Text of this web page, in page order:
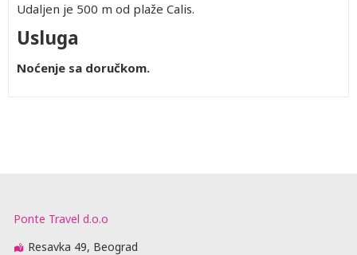
Udaljen je 500 m od plaže Calis.
Usluga
Noćenje sa doručkom.
Ponte Travel d.o.o
Resavka 49, Beograd